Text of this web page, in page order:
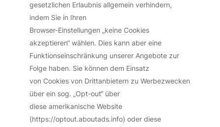
gesetzlichen Erlaubnis allgemein verhindern,
indem Sie in Ihren
Browser-Einstellungen „keine Cookies
akzeptieren“ wählen. Dies kann aber eine
Funktionseinschränkung unserer Angebote zur
Folge haben. Sie können dem Einsatz
von Cookies von Drittanbietern zu Werbezwecken
über ein sog. „Opt-out“ über
diese amerikanische Website
(https://optout.aboutads.info) oder diese